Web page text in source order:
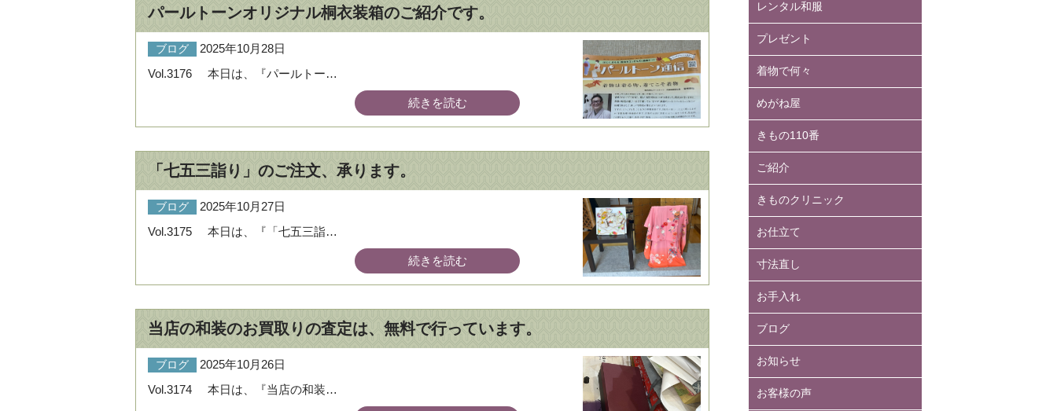
パールトーンオリジナル桐衣装箱のご紹介です。
ブログ
2025年10月28日
Vol.3176 本日は、『パールトー…
続きを読む
「七五三詣り」のご注文、承ります。
ブログ
2025年10月27日
Vol.3175 本日は、『「七五三詣…
続きを読む
当店の和装のお買取りの査定は、無料で行っています。
ブログ
2025年10月26日
Vol.3174 本日は、『当店の和装…
レンタル和服
プレゼント
着物で何々
めがね屋
きもの110番
ご紹介
きものクリニック
お仕立て
寸法直し
お手入れ
ブログ
お知らせ
お客様の声